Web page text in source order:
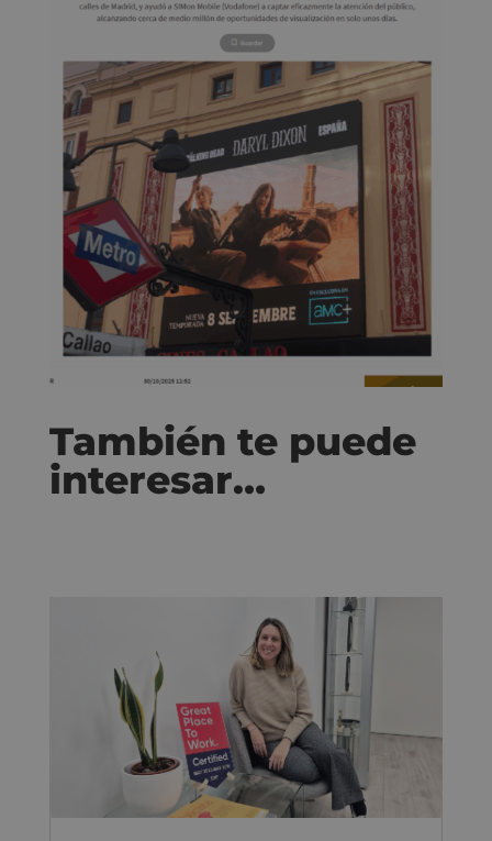
También te puede
interesar…